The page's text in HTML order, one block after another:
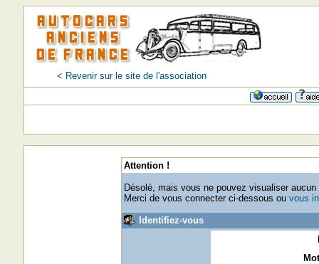
< Revenir sur le site de l'association
Attention !
Désolé, mais vous ne pouvez visualiser aucun
Merci de vous connecter ci-dessous ou vous
Identifiez-vous